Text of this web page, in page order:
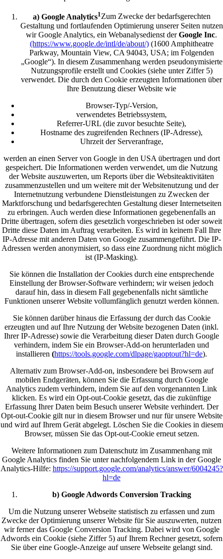
a) Google Analytics1Zum Zwecke der bedarfsgerechten
Gestaltung und fortlaufenden Optimierung unserer Seiten nutzen
wir Google Analytics, ein Webanalysedienst derGoogle Inc.
(https://www.google.de/intl/de/about/)(1600 Amphitheatre
Parkway, Mountain View, CA 94043, USA; im Folgenden
„Google“). In diesem Zusammenhang werden pseudonymisierte
Nutzungsprofile erstellt und Cookies (siehe unter Ziffer 5)
verwendet. Die durch den Cookie erzeugten Informationen über
Ihre Benutzung dieser Website wie
Browser-Typ/-Version,
verwendetes Betriebssystem,
Referrer-URL (die zuvor besuchte Seite),
Hostname des zugreifenden Rechners (IP-Adresse),
Uhrzeit der Serveranfrage,
werden an einen Server von Google in den USA übertragen und dort
gespeichert. Die Informationen werden verwendet, um die Nutzung
der Website auszuwerten, um Reports über die Websiteaktivitäten
zusammenzustellen und um weitere mit der Websitenutzung und der
Internetnutzung verbundene Dienstleistungen zu Zwecken der
Marktforschung und bedarfsgerechten Gestaltung dieser Internetseiten
zu erbringen. Auch werden diese Informationen gegebenenfalls an
Dritte übertragen, sofern dies gesetzlich vorgeschrieben ist oder soweit
Dritte diese Daten im Auftrag verarbeiten. Es wird in keinem Fall Ihre
IP-Adresse mit anderen Daten von Google zusammengeführt. Die IP-
Adressen werden anonymisiert, so dass eine Zuordnung nicht möglich
ist (IP-Masking).
Sie können die Installation der Cookies durch eine entsprechende
Einstellung der Browser-Software verhindern; wir weisen jedoch
darauf hin, dass in diesem Fall gegebenenfalls nicht sämtliche
Funktionen unserer Website vollumfänglich genutzt werden können.
Sie können darüber hinaus die Erfassung der durch das Cookie
erzeugten und auf Ihre Nutzung der Website bezogenen Daten (inkl.
Ihrer IP-Adresse) sowie die Verarbeitung dieser Daten durch Google
verhindern, indem Sie ein Browser-Add-on herunterladen und
installieren (https://tools.google.com/dlpage/gaoptout?hl=de).
Alternativ zum Browser-Add-on, insbesondere bei Browsern auf
mobilen Endgeräten, können Sie die Erfassung durch Google
Analytics zudem verhindern, indem Sie auf den vorgenannten Link
klicken. Es wird ein Opt-out-Cookie gesetzt, das die zukünftige
Erfassung Ihrer Daten beim Besuch unserer Website verhindert. Der
Opt-out-Cookie gilt nur in diesem Browser und nur für unsere Website
und wird auf Ihrem Gerät abgelegt. Löschen Sie die Cookies in diesem
Browser, müssen Sie das Opt-out-Cookie erneut setzen.
Weitere Informationen zum Datenschutz im Zusammenhang mit
Google Analytics finden Sie unter nachfolgendem Link in der Google
Analytics-Hilfe: https://support.google.com/analytics/answer/6004245?
hl=de
b) Google Adwords Conversion Tracking
Um die Nutzung unserer Webseite statistisch zu erfassen und zum
Zwecke der Optimierung unserer Website für Sie auszuwerten, nutzen
wir ferner das Google Conversion Tracking. Dabei wird von Google
Adwords ein Cookie (siehe Ziffer 5) auf Ihrem Rechner gesetzt, sofern
Sie über eine Google-Anzeige auf unsere Webseite gelangt sind.